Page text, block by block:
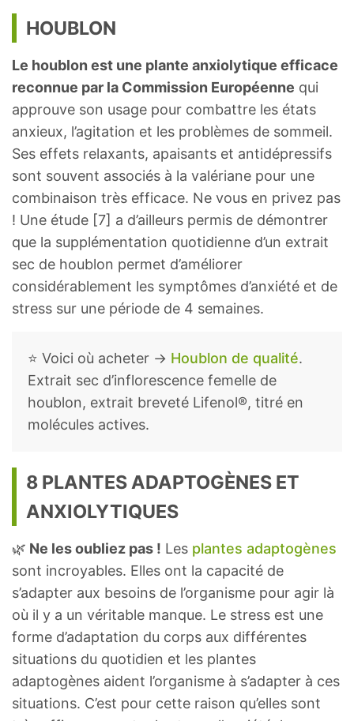
HOUBLON
Le houblon est une plante anxiolytique efficace
reconnue par la Commission Européenne qui
approuve son usage pour combattre les états
anxieux, l’agitation et les problèmes de sommeil.
Ses effets relaxants, apaisants et antidépressifs
sont souvent associés à la valériane pour une
combinaison très efficace. Ne vous en privez pas
! Une étude [7] a d’ailleurs permis de démontrer
que la supplémentation quotidienne d’un extrait
sec de houblon permet d’améliorer
considérablement les symptômes d’anxiété et de
stress sur une période de 4 semaines.
⭐ Voici où acheter → Houblon de qualité.
Extrait sec d’inflorescence femelle de
houblon, extrait breveté Lifenol®, titré en
molécules actives.
8 PLANTES ADAPTOGÈNES ET
ANXIOLYTIQUES
🌿 Ne les oubliez pas ! Les plantes adaptogènes
sont incroyables. Elles ont la capacité de
s’adapter aux besoins de l’organisme pour agir là
où il y a un véritable manque. Le stress est une
forme d’adaptation du corps aux différentes
situations du quotidien et les plantes
adaptogènes aident l’organisme à s’adapter à ces
situations. C’est pour cette raison qu’elles sont